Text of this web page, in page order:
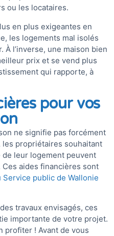
ou les locataires.
en plus exigeantes en
les logements mal isolés
l’inverse, une maison bien
prix et se vend plus
qui rapporte, à
pour vos
ne signifie pas forcément
les propriétaires souhaitant
de leur logement peuvent
Ces aides financières sont
public de Wallonie
travaux envisagés, ces
importante de votre projet.
profiter ! Avant de vous